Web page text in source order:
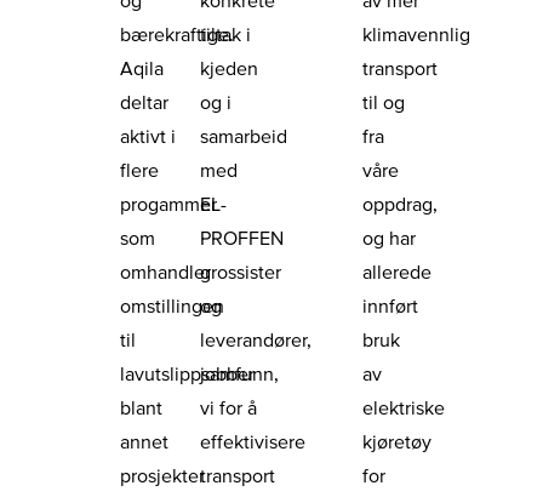
bærekraftige.
Aqila
deltar
aktivt i
flere
progammer
som
omhandler
omstillingen
til
lavutslippsamfunn,
blant
annet
prosjekter
tiltak i
kjeden
og i
samarbeid
med
EL-
PROFFEN
grossister
og
leverandører,
jobber
vi for å
effektivisere
transport
klimavennlig
transport
til og
fra
våre
oppdrag,
og har
allerede
innført
bruk
av
elektriske
kjøretøy
for